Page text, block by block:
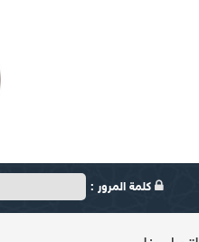
كلمة المرور :